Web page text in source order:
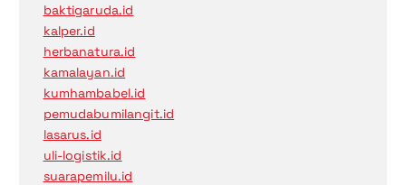
baktigaruda.id
kalper.id
herbanatura.id
kamalayan.id
kumhambabel.id
pemudabumilangit.id
lasarus.id
uli-logistik.id
suarapemilu.id